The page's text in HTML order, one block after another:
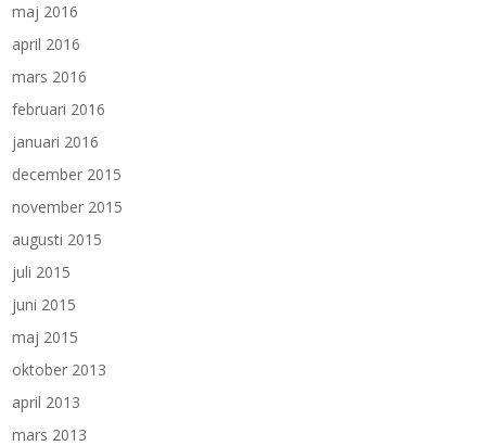
maj 2016
april 2016
mars 2016
februari 2016
januari 2016
december 2015
november 2015
augusti 2015
juli 2015
juni 2015
maj 2015
oktober 2013
april 2013
mars 2013